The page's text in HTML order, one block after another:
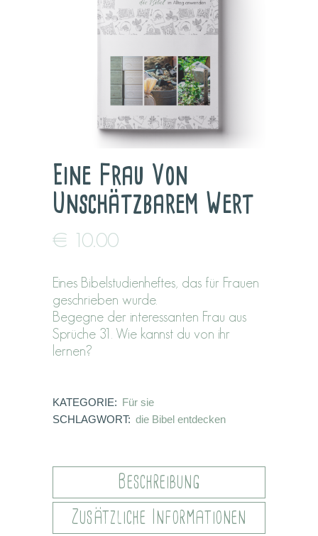
Eine Frau Von
Unschätzbarem Wert
€ 10.00
Eines Bibelstudienheftes, das für Frauen
geschrieben wurde.
Begegne der interessanten Frau aus
Sprüche 31. Wie kannst du von ihr
lernen?
KATEGORIE: Für sie
SCHLAGWORT: die Bibel entdecken
Beschreibung
Zusätzliche Informationen